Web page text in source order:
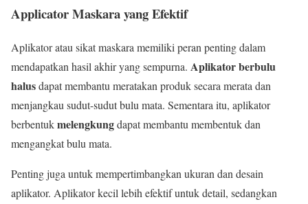
Applicator Maskara yang Efektif
Aplikator atau sikat maskara memiliki peran penting dalam
mendapatkan hasil akhir yang sempurna. Aplikator berbulu
halusdapat membantu meratakan produk secara merata dan
menjangkau sudut-sudut bulu mata. Sementara itu, aplikator
berbentukmelengkungdapat membantu membentuk dan
mengangkat bulu mata.
Penting juga untuk mempertimbangkan ukuran dan desain
aplikator. Aplikator kecil lebih efektif untuk detail, sedangkan